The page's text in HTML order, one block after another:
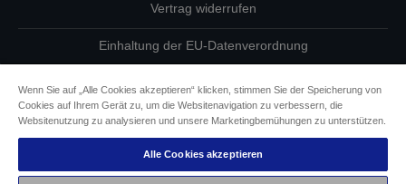
Vertrag widerrufen
Einhaltung der EU-Datenverordnung
Informationen zu Cookies
Epson Engagement für Barrierefreiheit
Wenn Sie auf „Alle Cookies akzeptieren“ klicken, stimmen Sie der Speicherung von
Cookies auf Ihrem Gerät zu, um die Websitenavigation zu verbessern, die
Websitenutzung zu analysieren und unsere Marketingbemühungen zu unterstützen.
Alle Cookies akzeptieren